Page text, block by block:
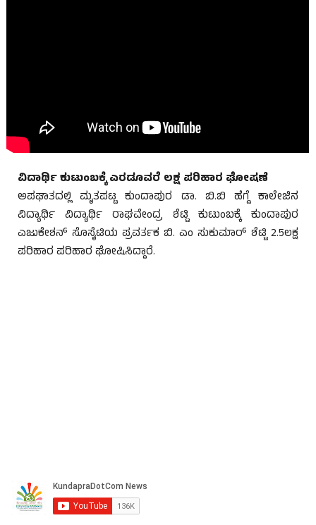
ವಿದಾರ್ಥಿ ಕುಟುಂಬಕ್ಕೆ ಎರಡೂವರೆ ಲಕ್ಷ ಪರಿಹಾರ ಘೋಷಣೆ
ಅಪಘಾತದಲ್ಲಿ ಮೃತಪಟ್ಟ ಕುಂದಾಪುರ ಡಾ. ಬಿ.ಬಿ ಹೆಗ್ಡೆ ಕಾಲೇಜಿನ
ವಿದ್ಯಾರ್ಥಿ ವಿದ್ಯಾರ್ಥಿ ರಾಘವೇಂದ್ರ ಶೆಟ್ಟಿ ಕುಟುಂಬಕ್ಕೆ ಕುಂದಾಪುರ
ಎಜುಕೇಶನ್ ಸೊಸೈಟಿಯ ಪ್ರವರ್ತಕ ಬಿ. ಎಂ ಸುಕುಮಾರ್ ಶೆಟ್ಟಿ 2.5ಲಕ್ಷ
ಪರಿಹಾರ ಪರಿಹಾರ ಘೋಷಿಸಿದ್ದಾರೆ.